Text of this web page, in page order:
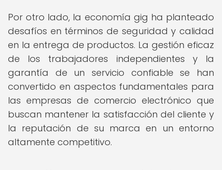
Por otro lado, la economía gig ha planteado
desafíos en términos de seguridad y calidad
en la entrega de productos. La gestión eficaz
de los trabajadores independientes y la
garantía de un servicio confiable se han
convertido en aspectos fundamentales para
las empresas de comercio electrónico que
buscan mantener la satisfacción del cliente y
la reputación de su marca en un entorno
altamente competitivo.